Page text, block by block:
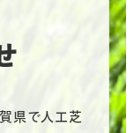
県で人工芝